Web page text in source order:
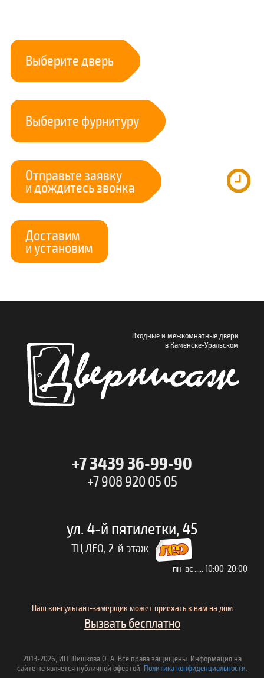
Выберите дверь
Выберите фурнитуру
Отправьте заявку
и дождитесь звонка
Доставим
и установим
Входные и межкомнатные двери
в Каменске-Уральском
+7 343936-99-90
+7 908 920 05 05
ул. 4-й пятилетки, 45
ТЦ ЛЕО, 2-й этаж
пн-вс ..... 10:00-20:00
Наш консультант-замерщик может приехать к вам на дом
Вызвать бесплатно
2013-2026, ИП Шишкова О. А. Все права защищены. Информация на
сайте не является публичной офертой. Политика конфиденциальности.